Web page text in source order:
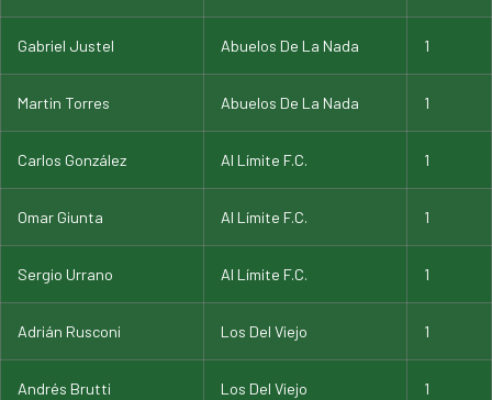
Gabriel Justel Abuelos De La Nada 1
Martin Torres Abuelos De La Nada 1
Carlos González Al Límite F.C. 1
Omar Giunta Al Límite F.C. 1
Sergio Urrano Al Límite F.C. 1
Adrián Rusconi Los Del Viejo 1
Andrés Brutti Los Del Viejo 1